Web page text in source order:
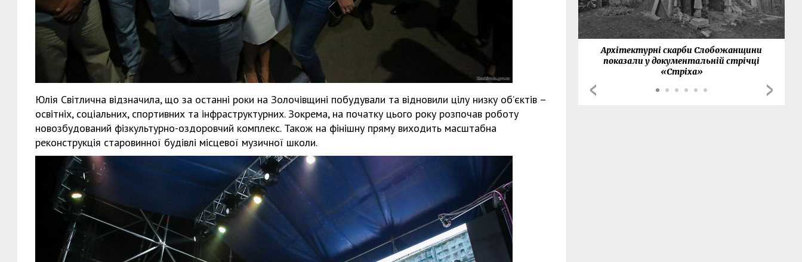
Юлія Світлична відзначила, що за останні роки на Золочівщині побудували та відновили цілу низку об’єктів –
освітніх, соціальних, спортивних та інфраструктурних. Зокрема, на початку цього року розпочав роботу
новозбудований фізкультурно-оздоровчий комплекс. Також на фінішну пряму виходить масштабна
реконструкція старовинної будівлі місцевої музичної школи.
Харковом ширяться добрі вчинки
Архітектурні скарби Слобожанщини
показали у документальній стрічці
«Стріха»